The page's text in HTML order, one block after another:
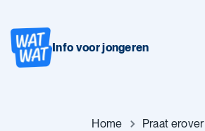
Info voor jongeren
Home Praat erover